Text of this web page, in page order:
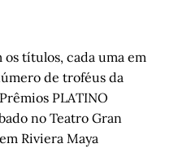
os títulos, cada uma em
de troféus da
PLATINO
no Teatro Gran
Riviera Maya